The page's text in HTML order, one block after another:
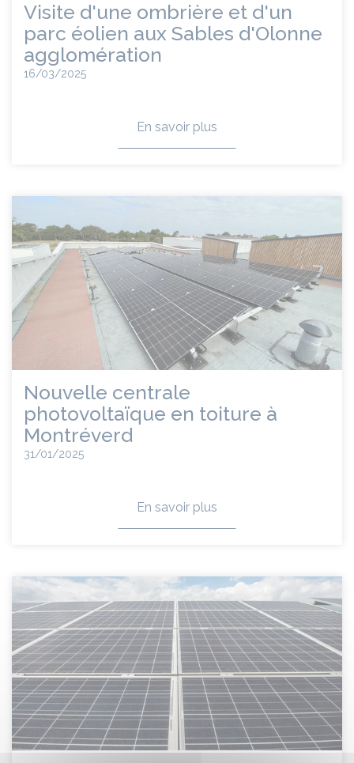
Visite d'une ombrière et d'un
parc éolien aux Sables d'Olonne
agglomération
16/03/2025
En savoir plus
Nouvelle centrale
photovoltaïque en toiture à
Montréverd
31/01/2025
En savoir plus